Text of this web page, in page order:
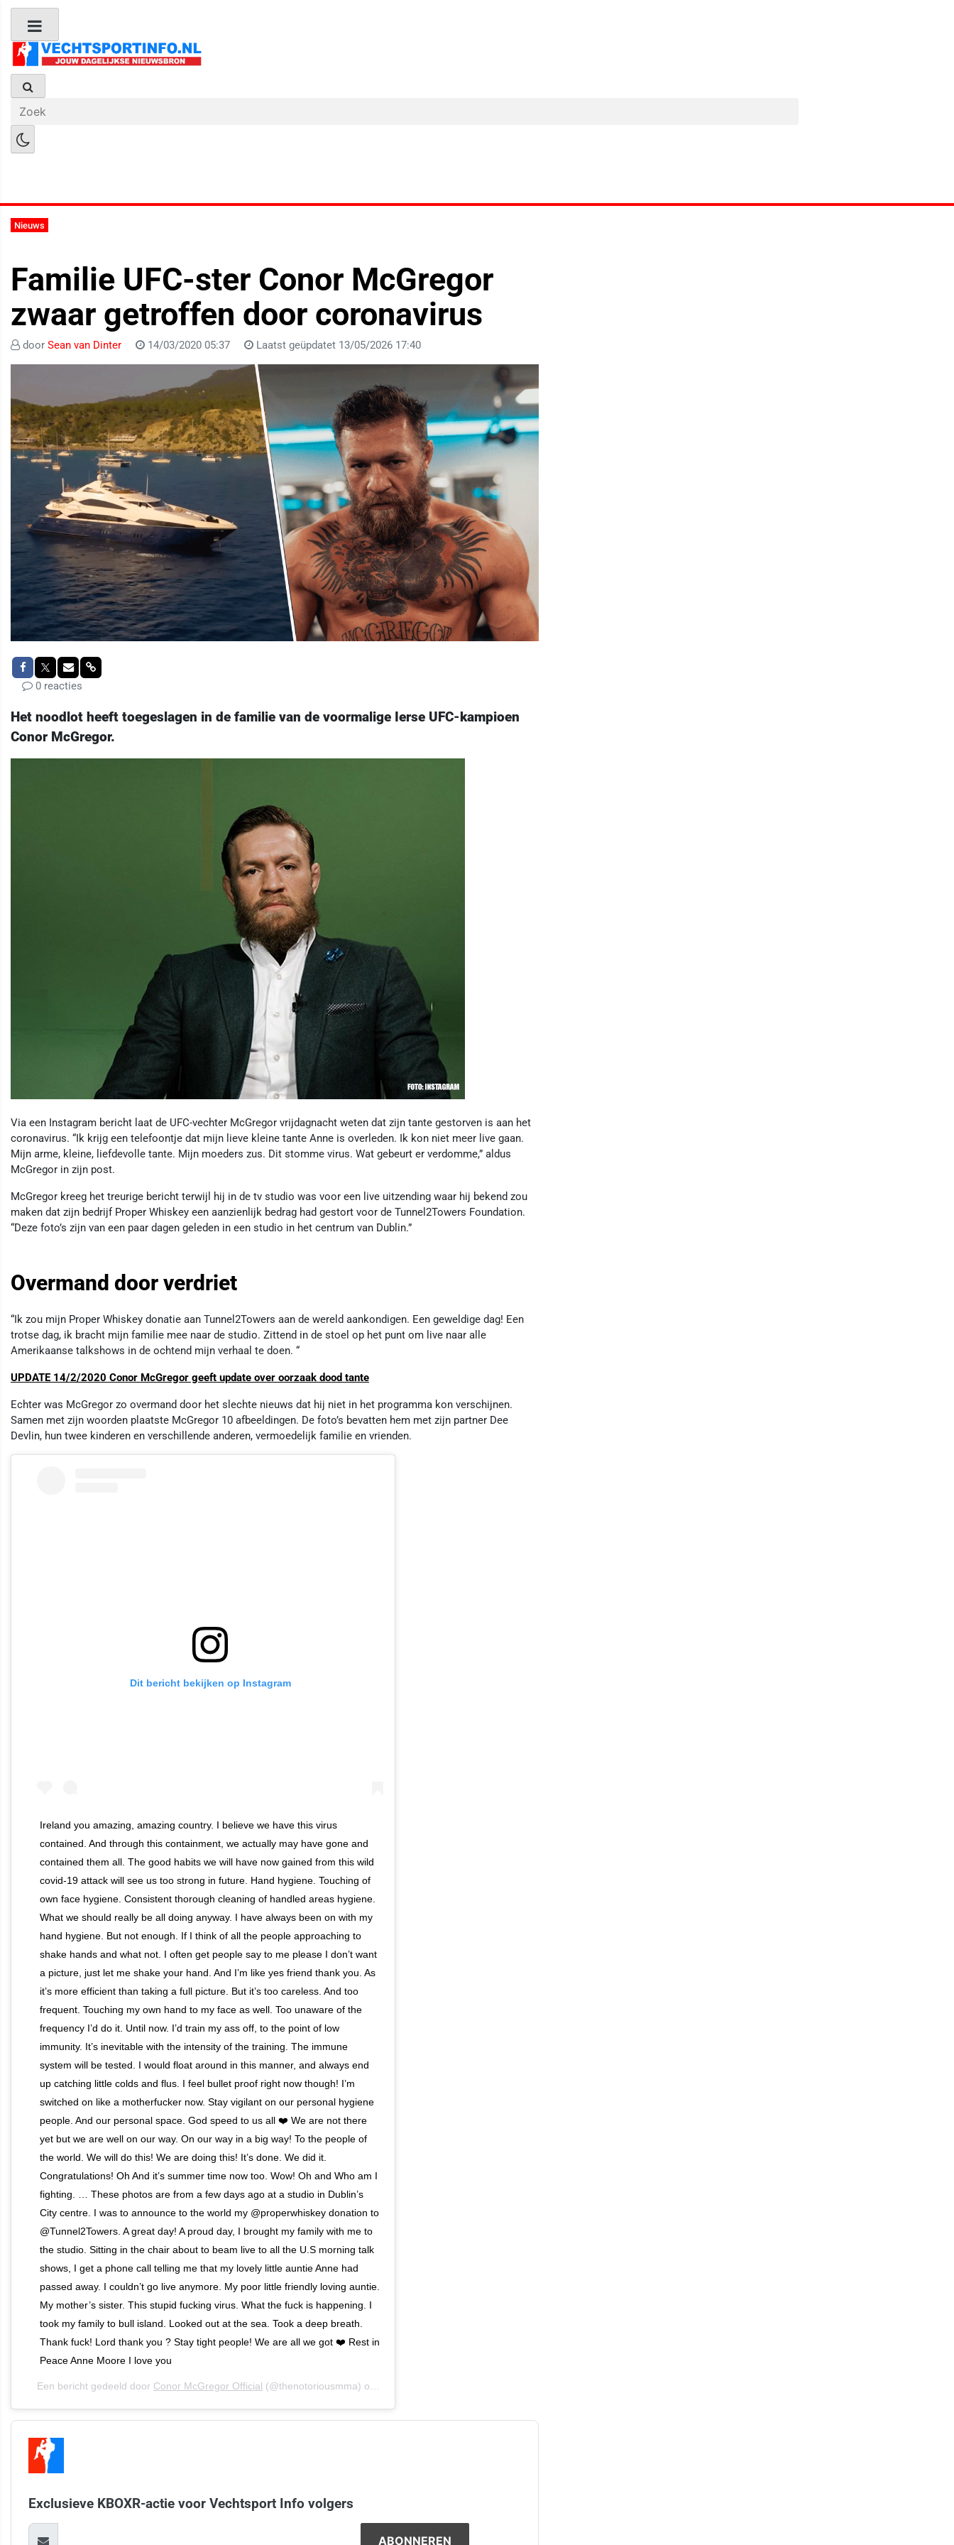
Nieuws
Familie UFC-ster Conor McGregor
zwaar getroffen door coronavirus
door Sean van Dinter 14/03/2020 05:37 Laatst geüpdatet 13/05/2026 17:40
0 reacties
Het noodlot heeft toegeslagen in de familie van de voormalige Ierse UFC-kampioen
Conor McGregor.
Via een Instagram bericht laat de UFC-vechter McGregor vrijdagnacht weten dat zijn tante gestorven is aan het
coronavirus. “Ik krijg een telefoontje dat mijn lieve kleine tante Anne is overleden. Ik kon niet meer live gaan.
Mijn arme, kleine, liefdevolle tante. Mijn moeders zus. Dit stomme virus. Wat gebeurt er verdomme,” aldus
McGregor in zijn post.
McGregor kreeg het treurige bericht terwijl hij in de tv studio was voor een live uitzending waar hij bekend zou
maken dat zijn bedrijf Proper Whiskey een aanzienlijk bedrag had gestort voor de Tunnel2Towers Foundation.
“Deze foto’s zijn van een paar dagen geleden in een studio in het centrum van Dublin.”
Overmand door verdriet
“Ik zou mijn Proper Whiskey donatie aan Tunnel2Towers aan de wereld aankondigen. Een geweldige dag! Een
trotse dag, ik bracht mijn familie mee naar de studio. Zittend in de stoel op het punt om live naar alle
Amerikaanse talkshows in de ochtend mijn verhaal te doen. “
UPDATE 14/2/2020 Conor McGregor geeft update over oorzaak dood tante
Echter was McGregor zo overmand door het slechte nieuws dat hij niet in het programma kon verschijnen.
Samen met zijn woorden plaatste McGregor 10 afbeeldingen. De foto’s bevatten hem met zijn partner Dee
Devlin, hun twee kinderen en verschillende anderen, vermoedelijk familie en vrienden.
Dit bericht bekijken op Instagram
Ireland you amazing, amazing country. I believe we have this virus
contained. And through this containment, we actually may have gone and
contained them all. The good habits we will have now gained from this wild
covid-19 attack will see us too strong in future. Hand hygiene. Touching of
own face hygiene. Consistent thorough cleaning of handled areas hygiene.
What we should really be all doing anyway. I have always been on with my
hand hygiene. But not enough. If I think of all the people approaching to
shake hands and what not. I often get people say to me please I don’t want
a picture, just let me shake your hand. And I’m like yes friend thank you. As
it’s more efficient than taking a full picture. But it’s too careless. And too
frequent. Touching my own hand to my face as well. Too unaware of the
frequency I’d do it. Until now. I’d train my ass off, to the point of low
immunity. It’s inevitable with the intensity of the training. The immune
system will be tested. I would float around in this manner, and always end
up catching little colds and flus. I feel bullet proof right now though! I’m
switched on like a motherfucker now. Stay vigilant on our personal hygiene
people. And our personal space. God speed to us all ❤️ We are not there
yet but we are well on our way. On our way in a big way! To the people of
the world. We will do this! We are doing this! It’s done. We did it.
Congratulations! Oh And it’s summer time now too. Wow! Oh and Who am I
fighting. … These photos are from a few days ago at a studio in Dublin’s
City centre. I was to announce to the world my @properwhiskey donation to
@Tunnel2Towers. A great day! A proud day, I brought my family with me to
the studio. Sitting in the chair about to beam live to all the U.S morning talk
shows, I get a phone call telling me that my lovely little auntie Anne had
passed away. I couldn’t go live anymore. My poor little friendly loving auntie.
My mother’s sister. This stupid fucking virus. What the fuck is happening. I
took my family to bull island. Looked out at the sea. Took a deep breath.
Thank fuck! Lord thank you ? Stay tight people! We are all we got ❤️ Rest in
Peace Anne Moore I love you
Een bericht gedeeld door Conor McGregor Official (@thenotoriousmma) op
Exclusieve KBOXR-actie voor Vechtsport Info volgers